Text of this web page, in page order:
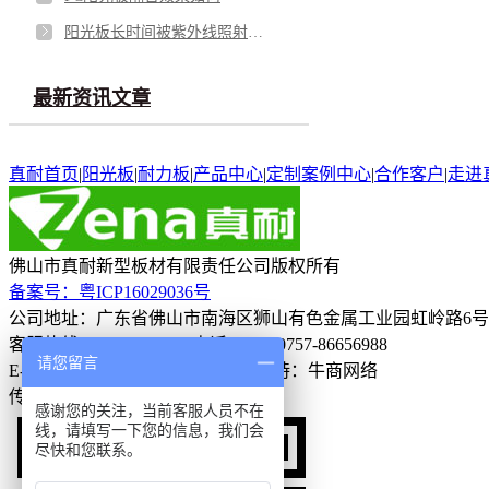
最新资讯文章
真耐首页| 阳光板|耐力板|产品中心|定制案例中心|合作客户|走进
佛山市真耐新型板材有限责任公司 版权所有
备案号：粤ICP16029036号
公司地址：广东省佛山市南海区狮山有色金属工业园虹岭路6号
客服热线：13929980896
电话：+86-0757-86656988
E-mail：info@gdzhennai.com
技术支持：牛商网络
传真：0757-86658699
请您留言
感谢您的关注，当前客服人员不在
线，请填写一下您的信息，我们会
尽快和您联系。